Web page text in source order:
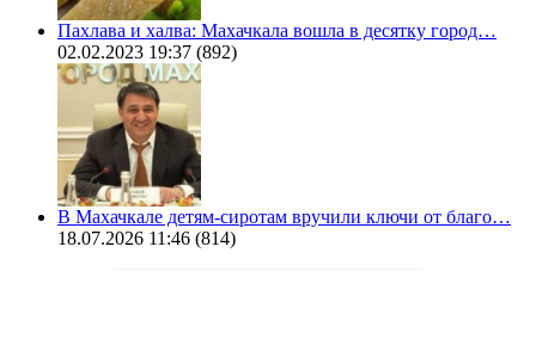
Пахлава и халва: Махачкала вошла в десятку город…
02.02.2023 19:37 (892)
В Махачкале детям-сиротам вручили ключи от благо…
18.07.2026 11:46 (814)